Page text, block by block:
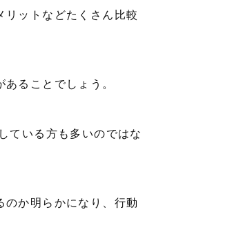
ットなどたくさん比較
ることでしょう。
ている方も多いのではな
か明らかになり、行動